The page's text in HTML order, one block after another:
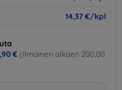
14,37 €/kpl
€ (Ilmainen alkaen 200,00